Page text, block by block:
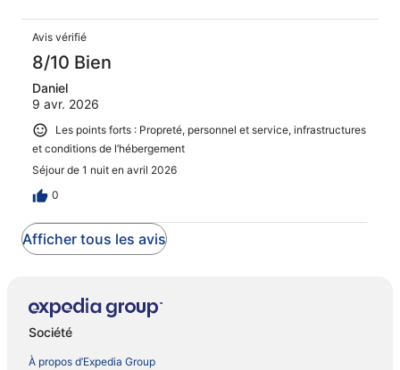
Avis vérifié
8/10 Bien
Daniel
9 avr. 2026
Les points forts : Propreté, personnel et service, infrastructures
et conditions de l’hébergement
Séjour de 1 nuit en avril 2026
0
Afficher tous les avis
Société
À propos d’Expedia Group